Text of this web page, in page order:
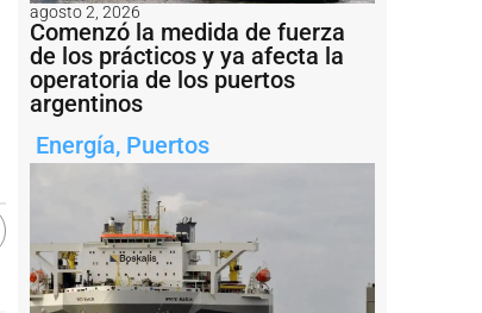
agosto 2, 2026
Comenzó la medida de fuerza
de los prácticos y ya afecta la
operatoria de los puertos
argentinos
Energía, Puertos